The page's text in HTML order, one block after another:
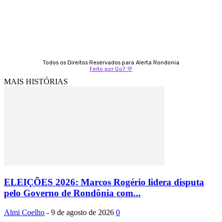
Todos os Direitos Reservados para Alerta Rondonia
Feito por Go7 💜
MAIS HISTÓRIAS
ELEIÇÕES 2026: Marcos Rogério lidera disputa
pelo Governo de Rondônia com...
Almi Coelho - 9 de agosto de 2026 0